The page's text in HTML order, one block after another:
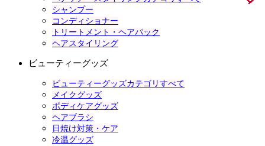
シャンプー
コンディショナー
トリートメント・ヘアパック
ヘアスタイリング
ビューティーグッズ
ビューティーグッズカテゴリすべて
メイクグッズ
ボディケアグッズ
ヘアブラシ
日焼け対策・ケア
冷温グッズ